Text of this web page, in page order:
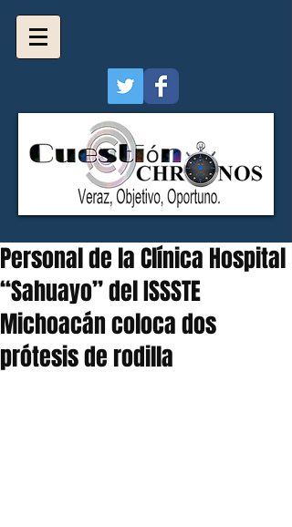
Personal de la Clínica Hospital
“Sahuayo” del ISSSTE
Michoacán coloca dos
prótesis de rodilla